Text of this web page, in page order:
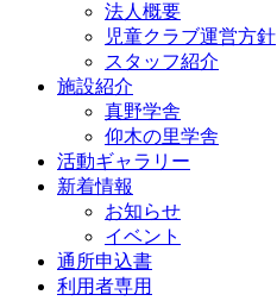
法人概要
児童クラブ運営方針
スタッフ紹介
施設紹介
真野学舎
仰木の里学舎
活動ギャラリー
新着情報
お知らせ
イベント
通所申込書
利用者専用